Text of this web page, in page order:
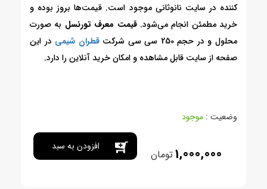
کننده در سایت نانوثانی موجود است. قیمت‌ها بروز بوده و
خرید مطمئن انجام می‌شود.قیمت معرف تورنسل به صورت
محلول و در حجم 250 سی سی شرکت
قطران شیمی در این
صفحه از سایت قابل مشاهده و امکان خرید آنلاین را دارد.
وضعیت : موجود
1,000,000تومان
افزودن به سبد